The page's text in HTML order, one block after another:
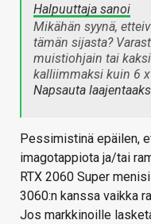
Halpuuttaja sanoi
Mikähän syynä,
tämän sijasta?
muistiohjain tai
kalliimmaksi kuin 6 x
Napsauta
Pessimistinä epäilen,
imagotappiota ja/tai
RTX 2060 Super
3060:n kanssa vaikka
Jos markkinoille